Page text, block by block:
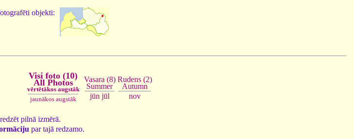
objekti:
Visi foto (10)
All Photos
vērtētākos augstāk
jaunākos augstāk
Vasara (8)
Summer
jūn jūl
Rudens (2)
Autumn
nov
pilnā izmērā.
par tajā redzamo.